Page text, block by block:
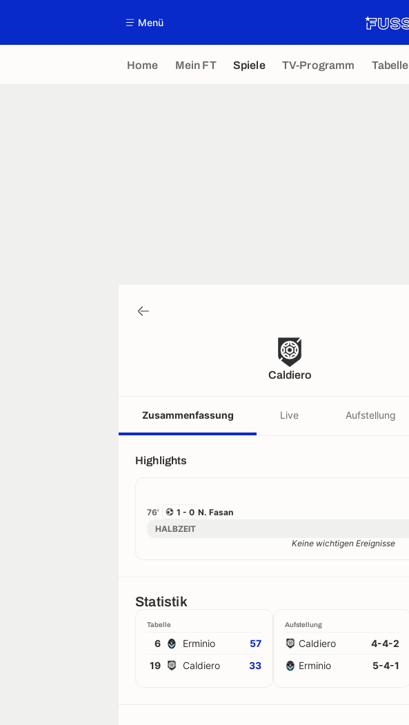
Menü
Home Mein FT Spiele TV-Programm Tabelle
Caldiero
Zusammenfassung Live Aufstellung
Highlights
76'
1 - 0 N. Fasan
HALBZEIT
Keine wichtigen Ereignisse
Statistik
Tabelle
6 Erminio
57
19
Caldiero 33
Aufstellung
Caldiero
4-4-2
Erminio
5-4-1